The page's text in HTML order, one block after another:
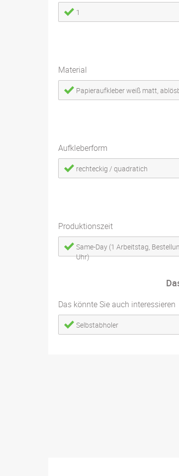
1
Material
Papieraufkleber weiß matt,
Aufkleberform
rechteckig / quadratich
Produktionszeit
Same-Day (1 Arbeitstag,
Uhr)
Das könnte Sie auch interessieren
Selbstabholer